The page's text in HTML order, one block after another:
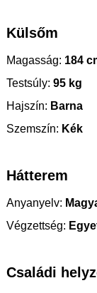
Külsőm
Magasság: 184
Testsúly: 95 kg
Hajszín: Barna
Szemszín: Kék
Hátterem
Anyanyelv:
Végzettség:
Családi